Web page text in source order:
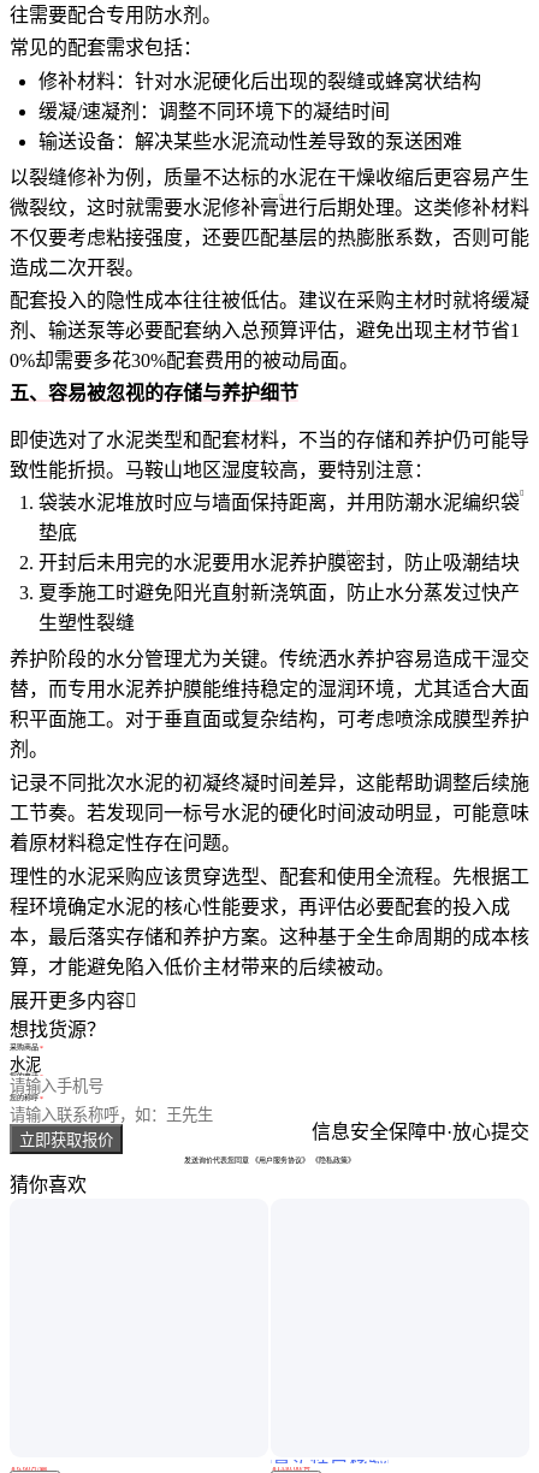
往需要配合专用防水剂。
常见的配套需求包括：
修补材料：针对水泥硬化后出现的裂缝或蜂窝状结构
缓凝/速凝剂：调整不同环境下的凝结时间
输送设备：解决某些水泥流动性差导致的泵送困难
以裂缝修补为例，质量不达标的水泥在干燥收缩后更容易产生
微裂纹，这时就需要水泥修补膏进行后期处理。这类修补材料
不仅要考虑粘接强度，还要匹配基层的热膨胀系数，否则可能
造成二次开裂。
配套投入的隐性成本往往被低估。建议在采购主材时就将缓凝
剂、输送泵等必要配套纳入总预算评估，避免出现主材节省1
0%却需要多花30%配套费用的被动局面。
五、容易被忽视的存储与养护细节
即使选对了水泥类型和配套材料，不当的存储和养护仍可能导
致性能折损。马鞍山地区湿度较高，要特别注意：
袋装水泥堆放时应与墙面保持距离，并用 防潮水泥编织袋
垫底
开封后未用完的水泥要用 水泥养护膜密封，防止吸潮结块
夏季施工时避免阳光直射新浇筑面，防止水分蒸发过快产
生塑性裂缝
养护阶段的水分管理尤为关键。传统洒水养护容易造成干湿交
替，而专用水泥养护膜能维持稳定的湿润环境，尤其适合大面
积平面施工。对于垂直面或复杂结构，可考虑喷涂成膜型养护
剂。
记录不同批次水泥的初凝终凝时间差异，这能帮助调整后续施
工节奏。若发现同一标号水泥的硬化时间波动明显，可能意味
着原材料稳定性存在问题。
理性的水泥采购应该贯穿选型、配套和使用全流程。先根据工
程环境确定水泥的核心性能要求，再评估必要配套的投入成
本，最后落实存储和养护方案。这种基于全生命周期的成本核
算，才能避免陷入低价主材带来的后续被动。
展开更多内容
想找货源？
采购商品
您的电话
您的称呼
立即获取报价 信息安全保障中·放心提交
发送询价代表您同意 《用户服务协议》 《隐私政策》
猜你喜欢
￥6.60万/辆
山东济宁
【同行都在这拿货】进来比价含税含运13%西湖台钻M3025立式砂轮机
真实性已核验
￥1330 .00/台